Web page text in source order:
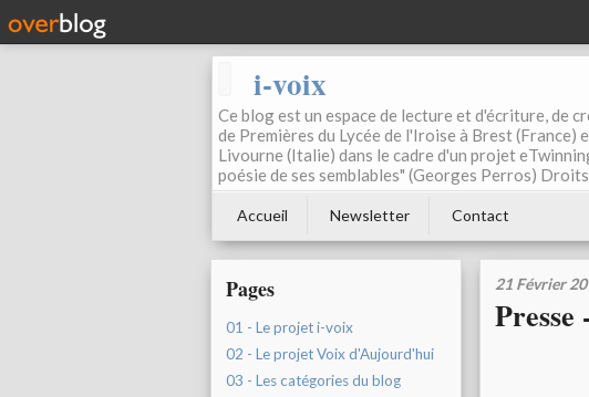
i-voix
Ce blog est un espace de lecture et d'écriture, de
de Premières du Lycée de l'Iroise à Brest
Livourne (Italie) dans le cadre d'un projet
poésie de ses semblables" (Georges Perros)
Accueil Newsletter Contact
Pages
01 - Le projet i-voix
02 - Le projet Voix d'Aujourd'hui
03 - Les catégories du blog
21 Février